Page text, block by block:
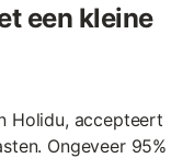
een kleine
Holidu, accepteert
Ongeveer 95%